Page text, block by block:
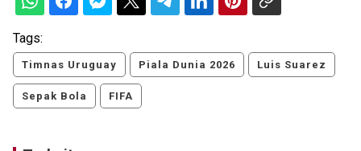
Tags:
Timnas Uruguay Piala Dunia 2026 Luis Suarez
Sepak Bola FIFA